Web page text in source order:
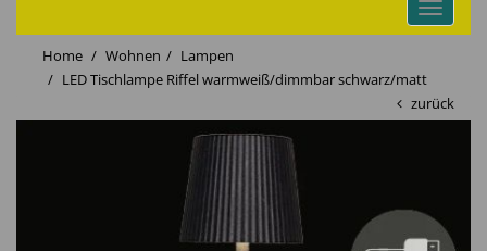
Toggle
Home
Wohnen
Lampen
LED Tischlampe Riffel warmweiß/dimmbar schwarz/matt
zurück